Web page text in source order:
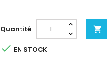
Quantité 
 EN STOCK